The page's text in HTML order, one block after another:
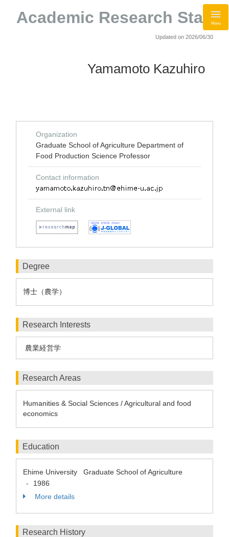
Academic Research StaffMenu
Updated on 2026/06/30
Yamamoto Kazuhiro
Organization
Graduate School of Agriculture Department of
Food Production Science Professor
Contact information
External link
Degree
博士（農学）
Research Interests
農業経営学
Research Areas
Humanities & Social Sciences / Agricultural and food
economics
Education
Ehime University Graduate School of Agriculture
-
1986
More details
Research History